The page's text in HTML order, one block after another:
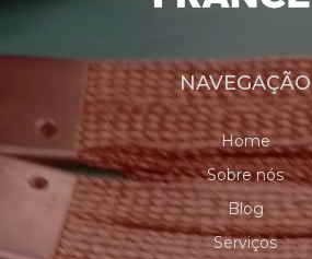
NAVEGAÇÃO
Home
Sobre nós
Blog
Serviços